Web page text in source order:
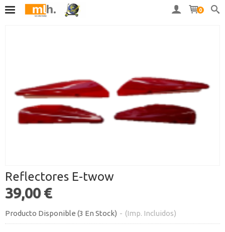
0
Reflectores E-twow
39,00 €
Producto Disponible (3 En Stock) - (Imp. Incluidos)